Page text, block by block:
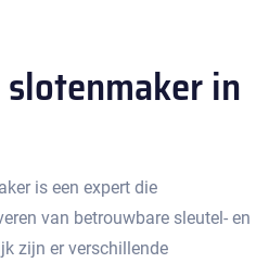
in
is een expert die
van betrouwbare sleutel- en
zijn er verschillende